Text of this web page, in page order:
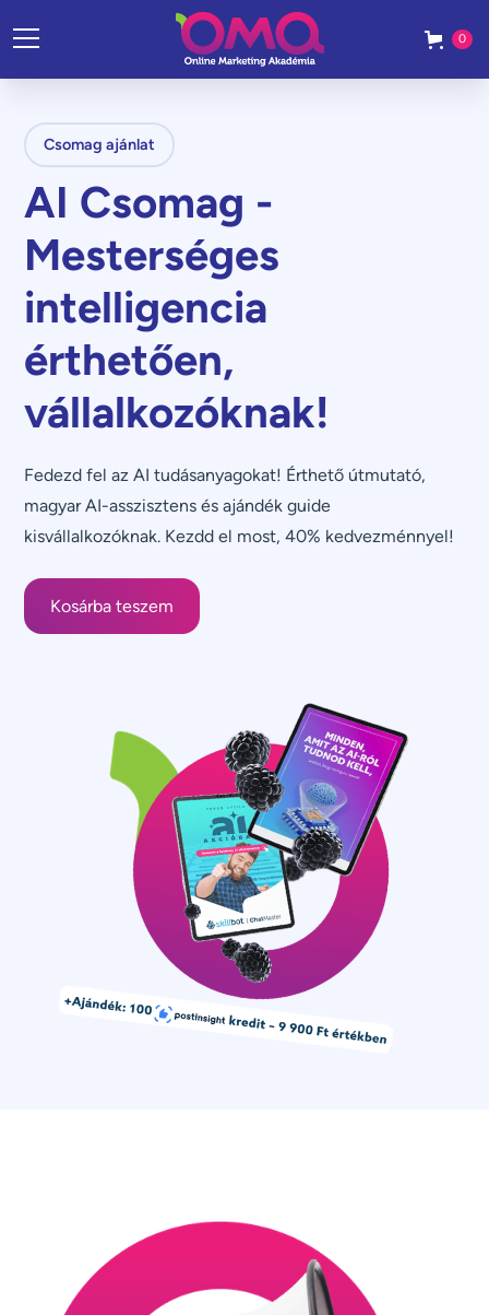
0
Csomag ajánlat
AI Csomag -
Mesterséges
intelligencia
érthetően,
vállalkozóknak!
Fedezd fel az AI tudásanyagokat! Érthető útmutató,
magyar AI-asszisztens és ajándék guide
kisvállalkozóknak. Kezdd el most, 40% kedvezménnyel!